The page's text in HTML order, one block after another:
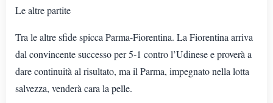
Le altre partite
Tra le altre sfide spicca Parma-Fiorentina. La Fiorentina arriva
dal convincente successo per 5-1 contro l’Udinese e proverà a
dare continuità al risultato, ma il Parma, impegnato nella lotta
salvezza, venderà cara la pelle.